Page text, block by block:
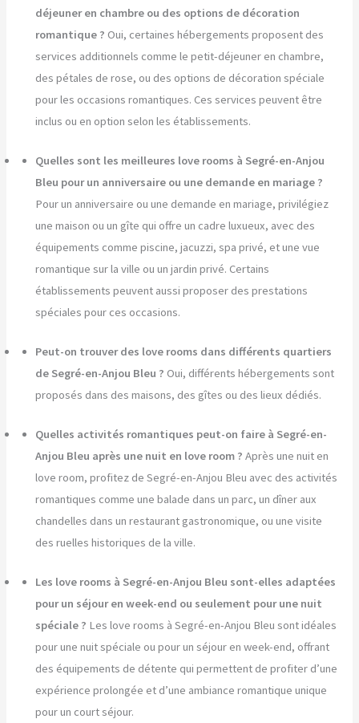
déjeuner en chambre ou des options de décoration
romantique ? Oui, certaines hébergements proposent des
services additionnels comme le petit-déjeuner en chambre,
des pétales de rose, ou des options de décoration spéciale
pour les occasions romantiques. Ces services peuvent être
inclus ou en option selon les établissements.
Quelles sont les meilleures love rooms à Segré-en-Anjou
Bleu pour un anniversaire ou une demande en mariage ?
Pour un anniversaire ou une demande en mariage, privilégiez
une maison ou un gîte qui offre un cadre luxueux, avec des
équipements comme piscine, jacuzzi, spa privé, et une vue
romantique sur la ville ou un jardin privé. Certains
établissements peuvent aussi proposer des prestations
spéciales pour ces occasions.
Peut-on trouver des love rooms dans différents quartiers
de Segré-en-Anjou Bleu ? Oui, différents hébergements sont
proposés dans des maisons, des gîtes ou des lieux dédiés.
Quelles activités romantiques peut-on faire à Segré-en-
Anjou Bleu après une nuit en love room ? Après une nuit en
love room, profitez de Segré-en-Anjou Bleu avec des activités
romantiques comme une balade dans un parc, un dîner aux
chandelles dans un restaurant gastronomique, ou une visite
des ruelles historiques de la ville.
Les love rooms à Segré-en-Anjou Bleu sont-elles adaptées
pour un séjour en week-end ou seulement pour une nuit
spéciale ? Les love rooms à Segré-en-Anjou Bleu sont idéales
pour une nuit spéciale ou pour un séjour en week-end, offrant
des équipements de détente qui permettent de profiter d’une
expérience prolongée et d’une ambiance romantique unique
pour un court séjour.